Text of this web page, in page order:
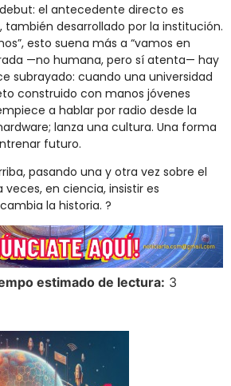
debut: el antecedente directo es
, también desarrollado por la institución.
esto suena más a “vamos en
—no humana, pero sí atenta— hay
subrayado: cuando una universidad
construido con manos jóvenes
a hablar por radio desde la
lanza una cultura. Una forma
futuro.
pasando una y otra vez sobre el
veces, en ciencia, insistir es
la historia. ?
estimado de lectura: 3